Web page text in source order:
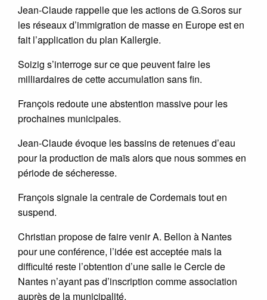
Jean-Claude rappelle que les actions de G.Soros sur
les réseaux d’immigration de masse en Europe est en
fait l’application du plan Kallergie.
Soizig s’interroge sur ce que peuvent faire les
milliardaires de cette accumulation sans fin.
François redoute une abstention massive pour les
prochaines municipales.
Jean-Claude évoque les bassins de retenues d’eau
pour la production de maïs alors que nous sommes en
période de sécheresse.
François signale la centrale de Cordemais tout en
suspend.
Christian propose de faire venir A. Bellon à Nantes
pour une conférence, l’idée est acceptée mais la
difficulté reste l’obtention d’une salle le Cercle de
Nantes n’ayant pas d’inscription comme association
auprès de la municipalité.